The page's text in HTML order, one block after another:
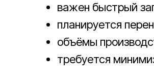
важен быстрый
планируется
объёмы
требуется